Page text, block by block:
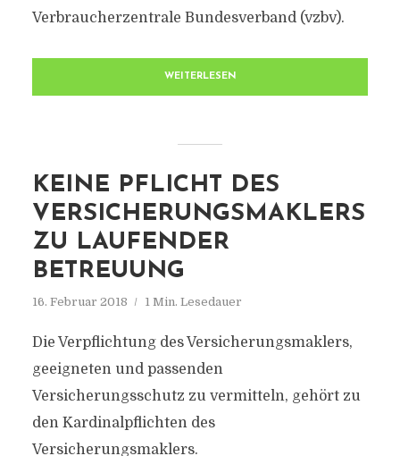
Verbraucherzentrale Bundesverband (vzbv).
WEITERLESEN
KEINE PFLICHT DES
VERSICHERUNGSMAKLERS
ZU LAUFENDER
BETREUUNG
16. Februar 2018 1 Min. Lesedauer
Die Verpflichtung des Versicherungsmaklers,
geeigneten und passenden
Versicherungsschutz zu vermitteln, gehört zu
den Kardinalpflichten des
Versicherungsmaklers.